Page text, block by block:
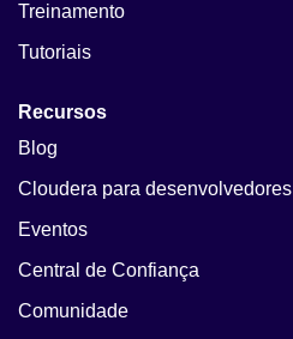
Treinamento
Tutoriais
Recursos
Blog
Cloudera para desenvolvedores
Eventos
Central de Confiança
Comunidade